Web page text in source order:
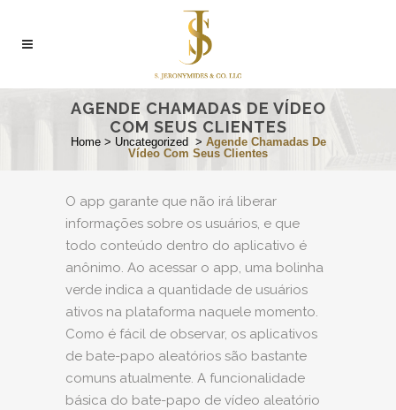
AGENDE CHAMADAS DE VÍDEO
COM SEUS CLIENTES
Home> Uncategorized > Agende Chamadas De
Vídeo Com Seus Clientes
O app garante que não irá liberar
informações sobre os usuários, e que
todo conteúdo dentro do aplicativo é
anônimo. Ao acessar o app, uma bolinha
verde indica a quantidade de usuários
ativos na plataforma naquele momento.
Como é fácil de observar, os aplicativos
de bate-papo aleatórios são bastante
comuns atualmente. A funcionalidade
básica do bate-papo de vídeo aleatório